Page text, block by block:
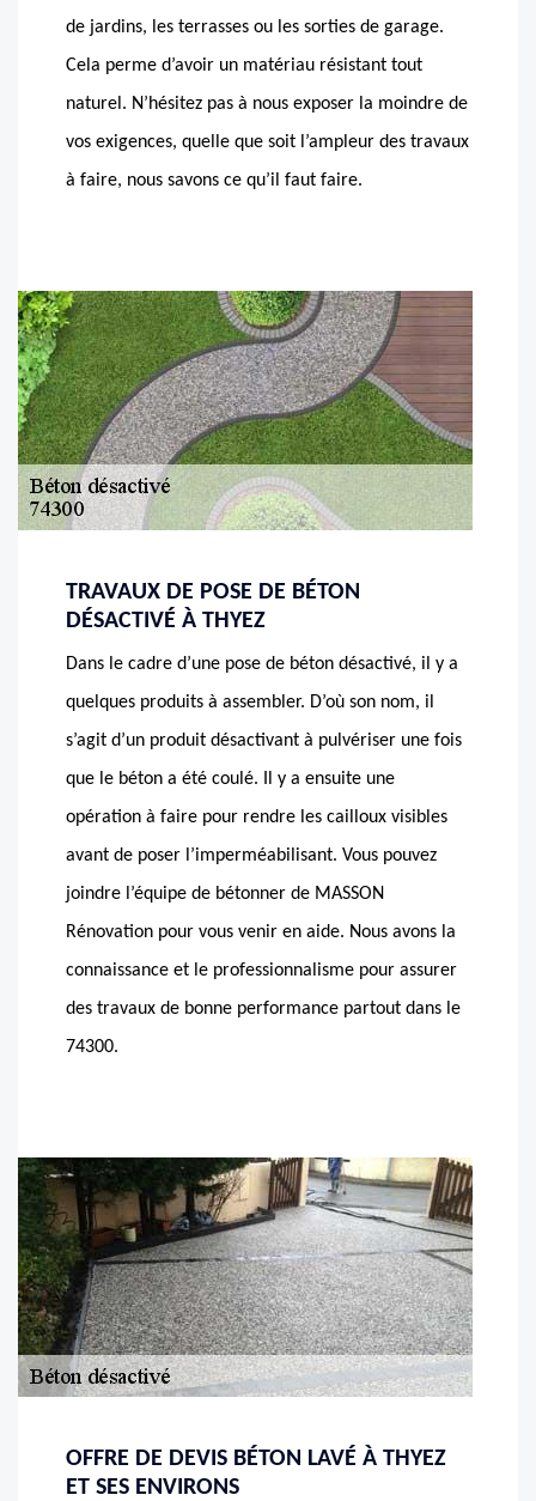
de jardins, les terrasses ou les sorties de garage.
Cela perme d’avoir un matériau résistant tout
naturel. N’hésitez pas à nous exposer la moindre de
vos exigences, quelle que soit l’ampleur des travaux
à faire, nous savons ce qu’il faut faire.
TRAVAUX DE POSE DE BÉTON
DÉSACTIVÉ À THYEZ
Dans le cadre d’une pose de béton désactivé, il y a
quelques produits à assembler. D’où son nom, il
s’agit d’un produit désactivant à pulvériser une fois
que le béton a été coulé. Il y a ensuite une
opération à faire pour rendre les cailloux visibles
avant de poser l’imperméabilisant. Vous pouvez
joindre l’équipe de bétonner de MASSON
Rénovation pour vous venir en aide. Nous avons la
connaissance et le professionnalisme pour assurer
des travaux de bonne performance partout dans le
74300.
OFFRE DE DEVIS BÉTON LAVÉ À THYEZ
ET SES ENVIRONS